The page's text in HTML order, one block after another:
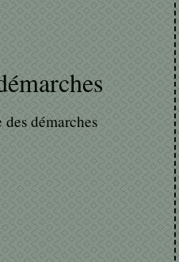
démarches